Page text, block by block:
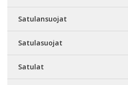
Satulansuojat
Satulasuojat
Satulat